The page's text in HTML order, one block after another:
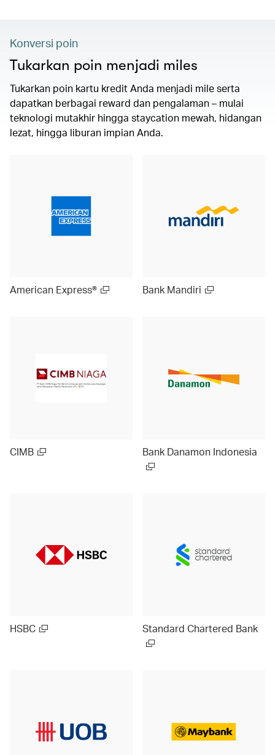
Konversi poin
Tukarkan poin menjadi miles
Tukarkan poin kartu kredit Anda menjadi mile serta
dapatkan berbagai reward dan pengalaman – mulai
teknologi mutakhir hingga staycation mewah, hidangan
lezat, hingga liburan impian Anda.
American Express® Bank Mandiri
CIMB Bank Danamon Indonesia
HSBC Standard Chartered Bank